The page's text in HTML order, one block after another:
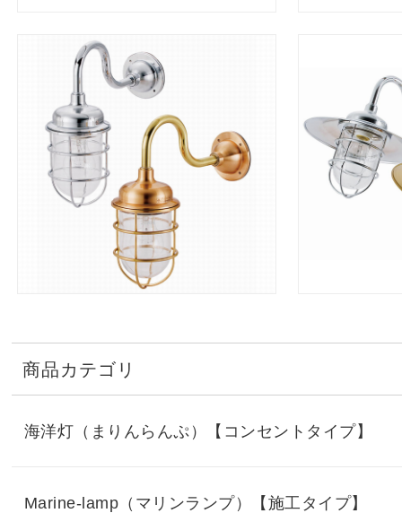
商品カテゴリ
海洋灯（まりんらんぷ）【コンセントタイプ】
Marine-lamp（マリンランプ）【施工タイプ】